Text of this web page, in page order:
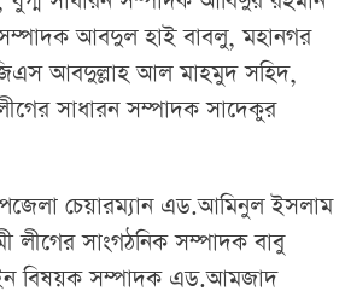
সম্পাদক আবদুল হাই বাবলু, মহানগর
আবদুল্লাহ আল মাহমুদ সহিদ,
সাধারন সম্পাদক সাদেকুর
চেয়ারম্যান এড.আমিনুল ইসলাম
সাংগঠনিক সম্পাদক বাবু
বিষয়ক সম্পাদক এড.আমজাদ